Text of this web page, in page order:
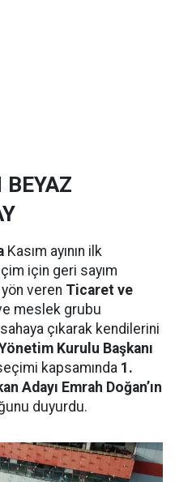
BEYAZ
Kasım ayının ilk
için geri sayım
veren Ticaret ve
meslek grubu
çıkarak kendilerini
Kurulu Başkanı
kapsamında 1.
Adayı Emrah Doğan’ın
duyurdu.